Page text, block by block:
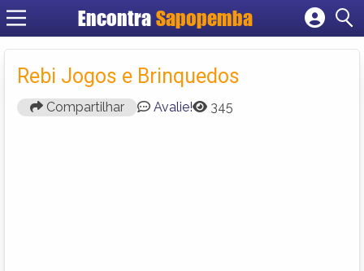
Encontra Sapopemba
Cadastrar empresa
Criar conta
Rebi Jogos e Brinquedos
Compartilhar Avalie! 345